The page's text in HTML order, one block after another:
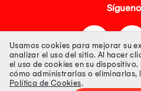
Tienda 100%
Usamos cookies para mejorar su
analizar el uso del sitio. Al hacer
el uso de cookies en su
cómo administrarlas o eliminarlas,
Política de Cookies.